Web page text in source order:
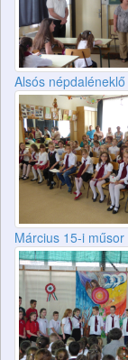
Alsós
Március 15-i